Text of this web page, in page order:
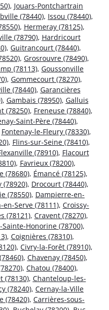
, Jouars-Pontchartrain
(78440), Issou (78440),
, Hermeray (78125),
(78790), Hardricourt
, Guitrancourt (78440),
, Grosrouvre (78490),
(78113), Goussonville
, Gommecourt (78270),
(78440), Garancières
, Gambais (78950), Galluis
(78250), Freneuse (78840),
Saint-Père (78440),
Fontenay-le-Fleury (78330),
, Flins-sur-Seine (78410),
(78910), Flacourt
, Favrieux (78200),
(78680), Émancé (78125),
(78920), Drocourt (78440),
(78550), Dampierre-en-
Serve (78111), Croissy-
(78121), Cravent (78270),
Sainte-Honorine (78700),
, Coignières (78310),
, Civry-la-Forêt (78910),
, Chavenay (78450),
, Chatou (78400),
(78130), Chanteloup-les-
(78240), Cernay-la-Ville
(78420), Carrières-sous-